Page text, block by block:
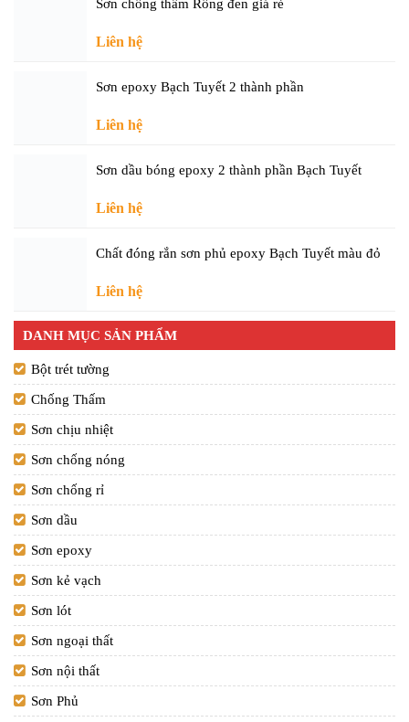
Sơn chống thấm Rồng đen giá rẻ
Liên hệ
Sơn epoxy Bạch Tuyết 2 thành phần
Liên hệ
Sơn dầu bóng epoxy 2 thành phần Bạch Tuyết
Liên hệ
Chất đóng rắn sơn phủ epoxy Bạch Tuyết màu đỏ
Liên hệ
DANH MỤC SẢN PHẨM
Bột trét tường
Chống Thấm
Sơn chịu nhiệt
Sơn chống nóng
Sơn chống rỉ
Sơn dầu
Sơn epoxy
Sơn kẻ vạch
Sơn lót
Sơn ngoại thất
Sơn nội thất
Sơn Phủ